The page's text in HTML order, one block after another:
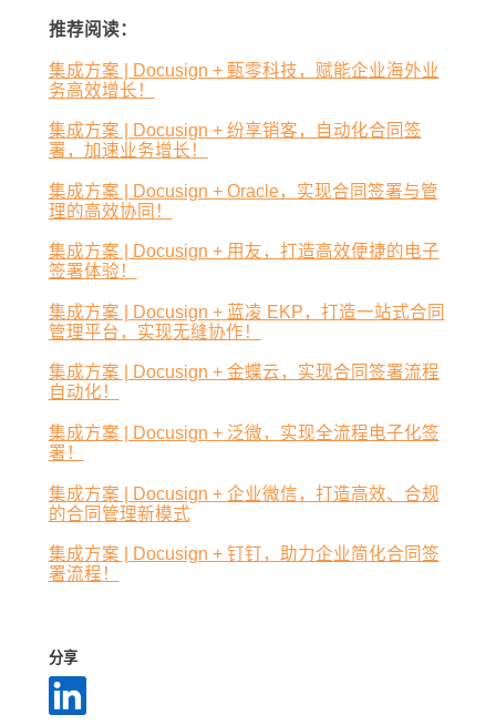
推荐阅读：
集成方案 | Docusign + 甄零科技，赋能企业海外业
务高效增长！
集成方案 | Docusign + 纷享销客，自动化合同签
署，加速业务增长！
集成方案 | Docusign + Oracle，实现合同签署与管
理的高效协同！
集成方案 | Docusign + 用友，打造高效便捷的电子
签署体验！
集成方案 | Docusign + 蓝凌 EKP，打造一站式合同
管理平台，实现无缝协作！
集成方案 | Docusign + 金蝶云，实现合同签署流程
自动化！
集成方案 | Docusign + 泛微，实现全流程电子化签
署！
集成方案 | Docusign + 企业微信，打造高效、合规
的合同管理新模式
集成方案 | Docusign + 钉钉，助力企业简化合同签
署流程！
分享